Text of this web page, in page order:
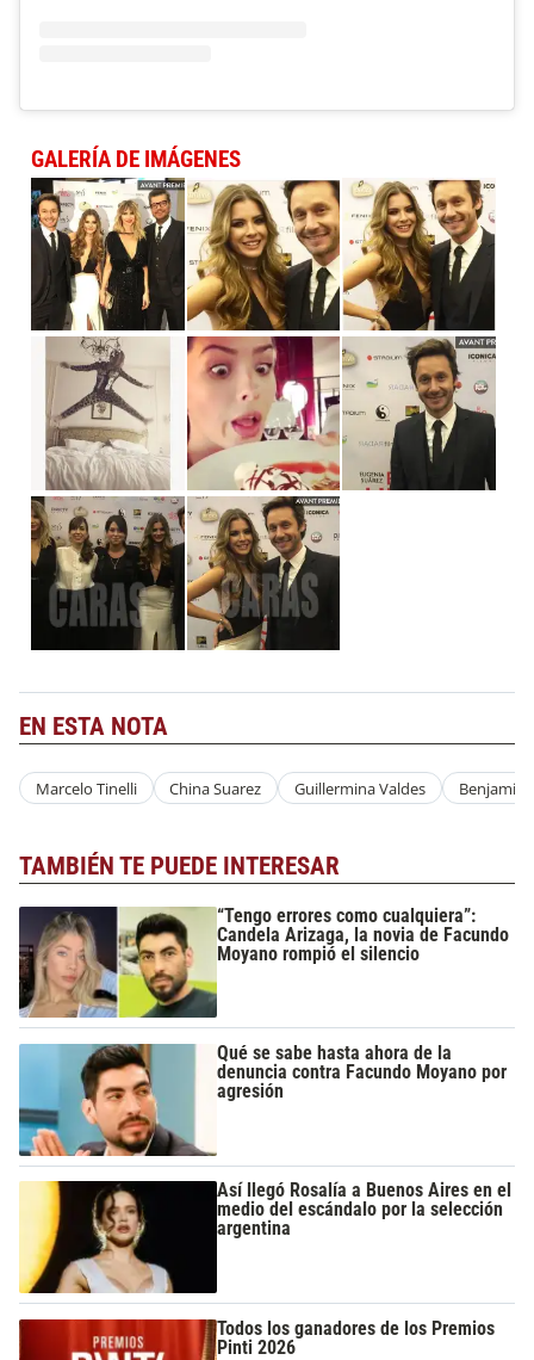
GALERÍA DE IMÁGENES
EN ESTA NOTA
Marcelo Tinelli China Suarez Guillermina Valdes Benjamin
TAMBIÉN TE PUEDE INTERESAR
“Tengo errores como cualquiera”:
Candela Arizaga, la novia de Facundo
Moyano rompió el silencio
Qué se sabe hasta ahora de la
denuncia contra Facundo Moyano por
agresión
Así llegó Rosalía a Buenos Aires en el
medio del escándalo por la selección
argentina
Todos los ganadores de los Premios
Pinti 2026